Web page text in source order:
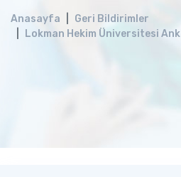
Anasayfa
Geri Bildirimler
Lokman Hekim Üniversitesi